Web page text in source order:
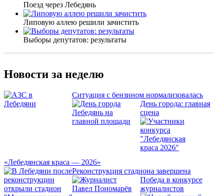
Поезд через Лебедянь
Липовую аллею решили зачистить
Выборы депутатов: результаты
Новости за неделю
Ситуация с бензином нормализовалась
День города: главная
сцена
«Лебедянская краса — 2026»
Реконструкция стадиона завершена
Победа в конкурсе
журналистов